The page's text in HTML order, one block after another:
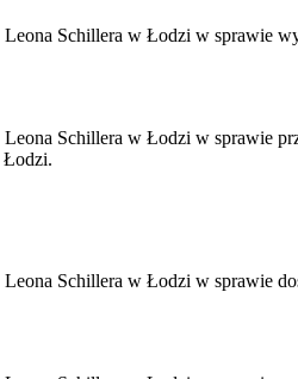
Schillera w Łodzi w sprawie
Schillera w Łodzi w sprawie
Łodzi.
Schillera w Łodzi w sprawie